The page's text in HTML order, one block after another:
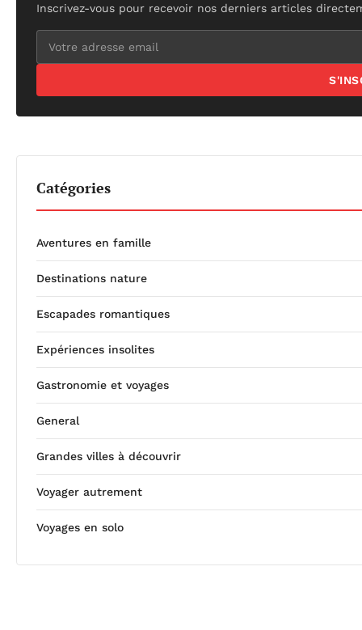
Inscrivez-vous pour recevoir nos derniers articles
Catégories
Aventures en famille
Destinations nature
Escapades romantiques
Expériences insolites
Gastronomie et voyages
General
Grandes villes à découvrir
Voyager autrement
Voyages en solo